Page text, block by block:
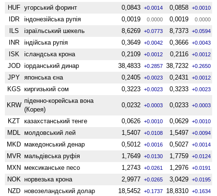
HUF угорський форинт 0,0843 +0.0014 0,0858 +0.0010
IDR індонезійська рупія 0,0019 0.0000 0,0019 0.0000
ILS ізраїльський шекель 8,6269 +0.0773 8,7373 +0.0594
INR індійська рупія 0,3649 +0.0042 0,3666 +0.0043
ISK ісландська крона 0,2109 +0.0012 0,2116 +0.0012
JOD іорданський динар 38,4833 +0.2857 38,7232 +0.2650
JPY японська єна 0,2405 +0.0023 0,2431 +0.0012
KGS киргизький сом 0,3223 +0.0023 0,3233 +0.0023
KRW
піденно-корейська вона
(Корея)
0,0232 +0.0003 0,0233 +0.0003
KZT казахстанський тенге 0,0626 +0.0010 0,0629 +0.0010
MDL молдовський лей 1,5407 +0.0108 1,5497 +0.0094
MKD македонський денар 0,5012 +0.0016 0,5027 +0.0014
MVR мальдівська руфія 1,7649 +0.0130 1,7759 +0.0124
MXN мексиканське песо 1,2743 +0.0261 1,2976 +0.0191
NOK норвезька крона 2,9977 +0.0265 3,0429 +0.0195
NZD ново­зеландський долар 18,5452 +0.1737 18,8310 +0.1634